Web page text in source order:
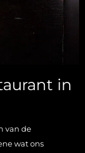
in
van de
wat ons